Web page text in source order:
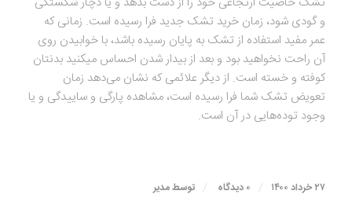
و گودی شود، زمان خرید تشک جدید فرا رسیده است. زمانی که
عمر مفید استفاده از تشک به پایان رسیده باشد، با خوابیدن روی
آن راحت نخواهید بود و بعد از بیدار شدن احساس میکنید بدنتان
کوفته و خسته است. از دیگر علائمی که نشان می‌دهد زمان
تعویض تشک شما فرا رسیده است، مشاهده پارگی و ساییدگی و یا
وجود توده‌هایی در آن است.
۲۷ خرداد ۱۴۰۰ / ۰ دیدگاه / توسطمدیر